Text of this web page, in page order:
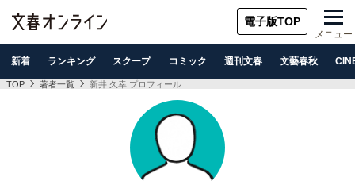
電子版TOP
メニュー
新着 ランキング スクープ コミック 週刊文春 文藝春秋
TOP 著者一覧 新井 久幸 プロフィール